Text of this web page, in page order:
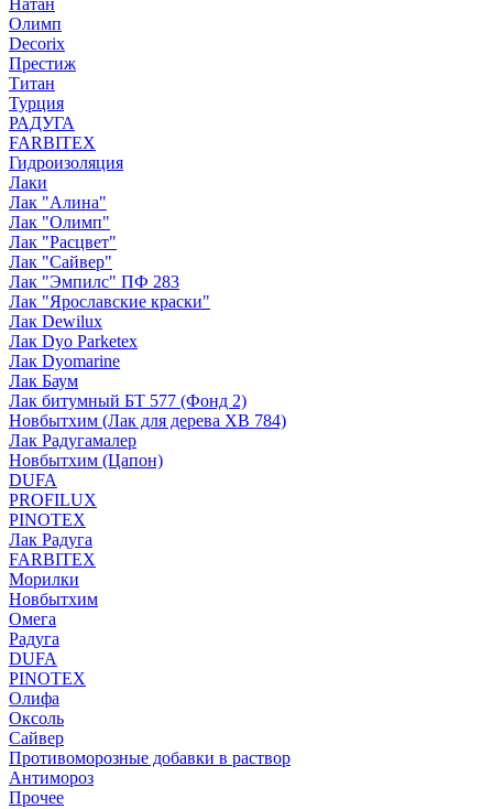
Натан
Олимп
Decorix
Престиж
Титан
Турция
РАДУГА
FARBITEX
Гидроизоляция
Лаки
Лак "Алина"
Лак "Олимп"
Лак "Расцвет"
Лак "Сайвер"
Лак "Эмпилс" ПФ 283
Лак "Ярославские краски"
Лак Dewilux
Лак Dyo Parketex
Лак Dyomarine
Лак Баум
Лак битумный БТ 577 (Фонд 2)
Новбытхим (Лак для дерева ХВ 784)
Лак Радугамалер
Новбытхим (Цапон)
DUFA
PROFILUX
PINOTEX
Лак Радуга
FARBITEX
Морилки
Новбытхим
Омега
Радуга
DUFA
PINOTEX
Олифа
Оксоль
Сайвер
Противоморозные добавки в раствор
Антимороз
Прочее